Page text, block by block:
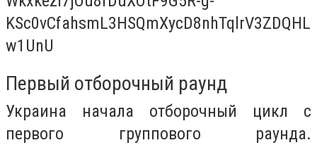
Первый отборочный раунд
Украина начала отборочный цикл с
первого группового раунда.